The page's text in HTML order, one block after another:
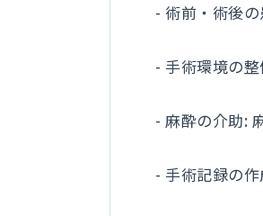
- 術前・術後
- 手術環境の
- 麻酔の介助:
- 手術記録の